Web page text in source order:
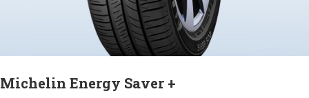
Michelin Energy Saver +